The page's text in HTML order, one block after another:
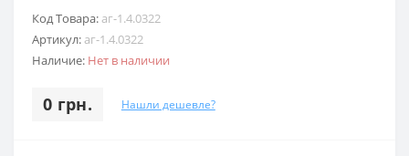
Код Товара: аг-1.4.0322
Артикул: аг-1.4.0322
Наличие: Нет в наличии
0 грн. Нашли дешевле?